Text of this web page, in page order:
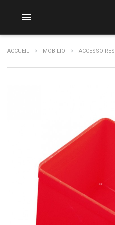

ACCUEIL MOBILIO ACCESSOIRES